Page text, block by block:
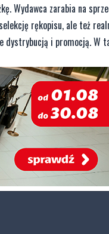
Wydawca zarabia na
rękopisu, ale też
dystrybucją i promocją. W